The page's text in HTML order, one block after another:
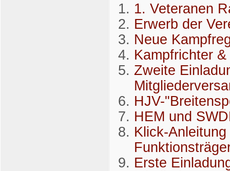
1. Veteranen
Erwerb der
Neue
Kampfrichter
Zweite
HJV-
HEM und
Klick-
Erste